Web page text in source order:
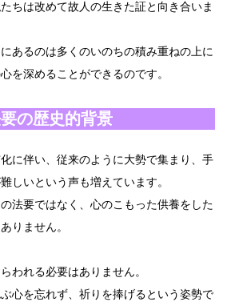
ちは改めて故人の生きた証と向き合いま
あるのは多くのいのちの積み重ねの上に
を深めることができるのです。
の歴史的背景
に伴い、従来のように大勢で集まり、手
しいという声も増えています。
法要ではなく、心のこもった供養をした
りません。
われる必要はありません。
心を忘れず、祈りを捧げるという姿勢で